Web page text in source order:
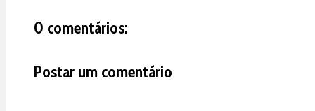
0 comentários:
Postar um comentário